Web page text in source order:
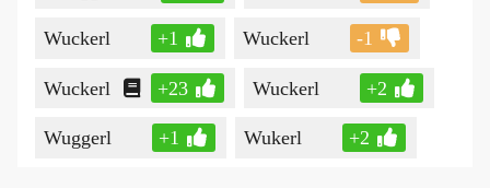
Wuckerl +1 Wuckerl -1
Wuckerl +23 Wuckerl +2
Wuggerl +1 Wukerl +2